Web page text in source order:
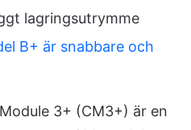
lagringsutrymme
B+ är snabbare och
3+ (CM3+) är en